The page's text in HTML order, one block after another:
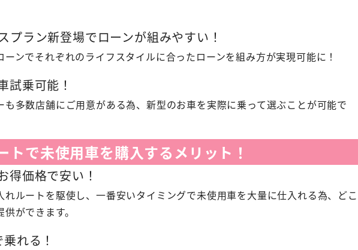
ラン新登場でローンが組みやすい！
ーンでそれぞれのライフスタイルに合ったローンを組み方が実現可能に！
乗可能！
も多数店舗にご用意がある為、新型のお車を実際に乗って選ぶことが可能で
トで未使用車を購入するメリット！
価格で安い！
れルートを駆使し、一番安いタイミングで未使用車を大量に仕入れる為、どこ
ができます。
れる！